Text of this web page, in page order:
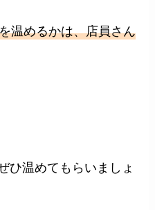
温めるかは、店員さん
ひ温めてもらいましょ